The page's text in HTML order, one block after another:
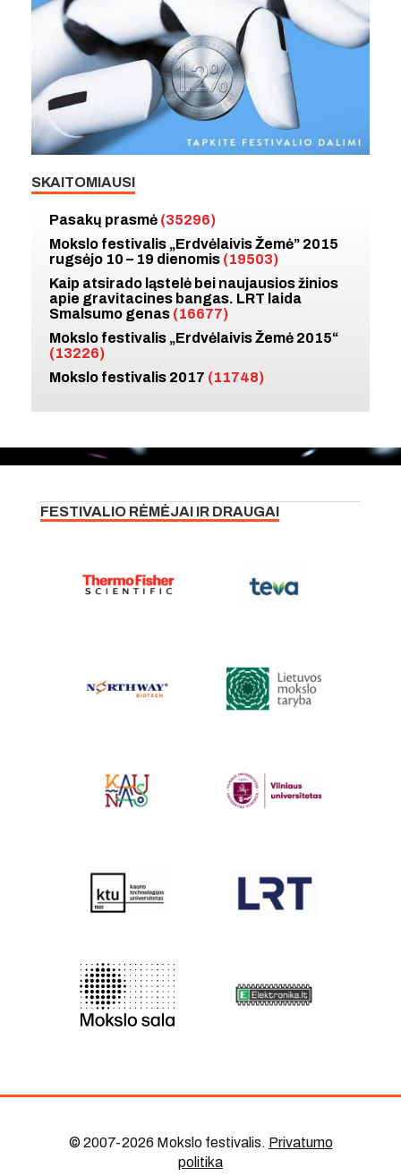
SKAITOMIAUSI
Pasakų prasmė (35296)
Mokslo festivalis „Erdvėlaivis Žemė” 2015
rugsėjo 10 – 19 dienomis (19503)
Kaip atsirado ląstelė bei naujausios žinios
apie gravitacines bangas. LRT laida
Smalsumo genas (16677)
Mokslo festivalis „Erdvėlaivis Žemė 2015“
(13226)
Mokslo festivalis 2017 (11748)
FESTIVALIO RĖMĖJAI IR DRAUGAI
© 2007-2026 Mokslo festivalis. Privatumo
politika